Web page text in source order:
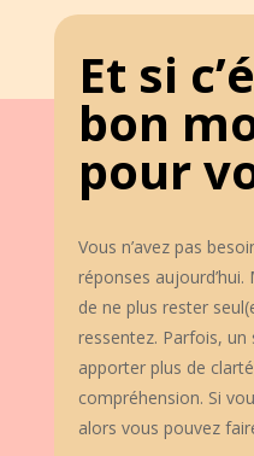
Et si
bon
pour
Vous n’avez pas
réponses
de ne plus rester
ressentez. Parfois,
apporter plus de
compréhension. Si
alors vous pouvez